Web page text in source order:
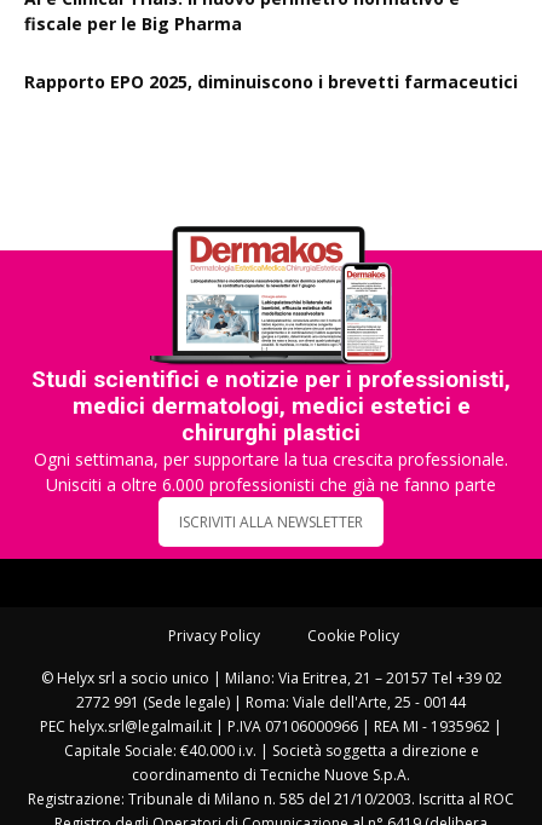
fiscale per le Big Pharma
Rapporto EPO 2025, diminuiscono i brevetti farmaceutici
Studi scientifici e notizie per i professionisti,
medici dermatologi, medici estetici e
chirurghi plastici
Ogni settimana, per supportare la tua crescita professionale.
Unisciti a oltre 6.000 professionisti che già ne fanno parte
ISCRIVITI ALLA NEWSLETTER
Privacy Policy Cookie Policy
© Helyx srl a socio unico | Milano: Via Eritrea, 21 – 20157 Tel +39 02
2772 991 (Sede legale) | Roma: Viale dell'Arte, 25 - 00144
PEC helyx.srl@legalmail.it | P.IVA 07106000966 | REA MI - 1935962 |
Capitale Sociale: €40.000 i.v. | Società soggetta a direzione e
coordinamento di Tecniche Nuove S.p.A.
Registrazione: Tribunale di Milano n. 585 del 21/10/2003. Iscritta al ROC